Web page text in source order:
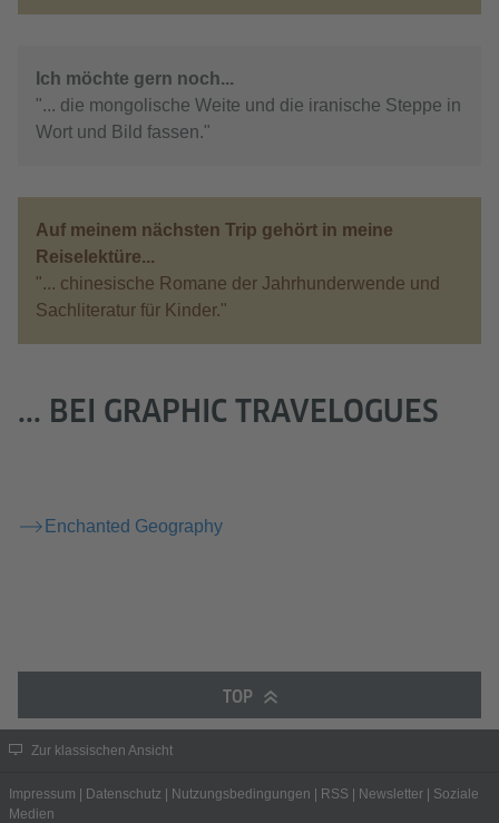
Ich möchte gern noch...
"... die mongolische Weite und die iranische Steppe in
Wort und Bild fassen."
Auf meinem nächsten Trip gehört in meine
Reiselektüre...
"... chinesische Romane der Jahrhunderwende und
Sachliteratur für Kinder."
... BEI GRAPHIC TRAVELOGUES
Enchanted Geography
TOP
Zur klassischen Ansicht
Impressum Datenschutz Nutzungsbedingungen RSS Newsletter
Soziale
Medien